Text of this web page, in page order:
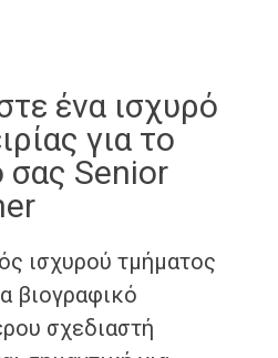
ένα ισχυρό
για το
σας Senior
ισχυρού τμήματος
βιογραφικό
σχεδιαστή